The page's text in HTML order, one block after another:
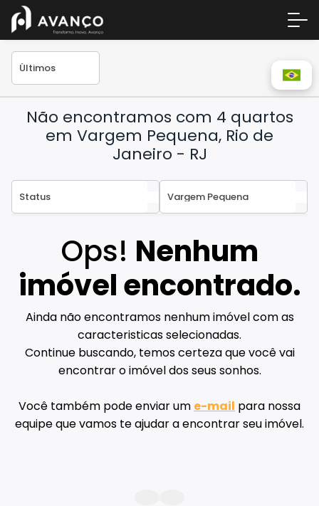
Área
Não encontramos com 4 quartos
em Vargem Pequena, Rio de
Janeiro - RJ
Ops! Nenhum
imóvel encontrado.
Ainda não encontramos nenhum imóvel com as
caracteristicas selecionadas.
Continue buscando, temos certeza que você vai
encontrar o imóvel dos seus sonhos.
Você também pode enviar um e-mail para nossa
equipe que vamos te ajudar a encontrar seu imóvel.